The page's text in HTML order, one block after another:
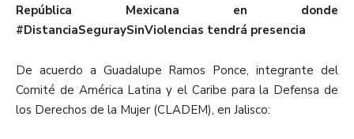
República Mexicana en donde
#DistanciaSeguraySinViolencias tendrá presencia
De acuerdo a Guadalupe Ramos Ponce, integrante del
Comité de América Latina y el Caribe para la Defensa de
los Derechos de la Mujer (CLADEM), en Jalisco: